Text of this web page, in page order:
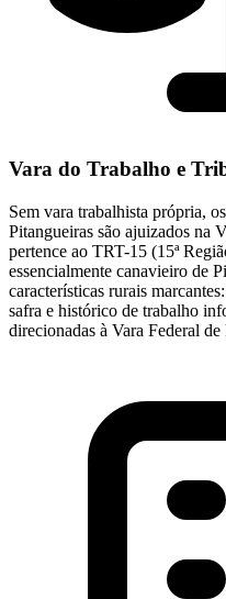
Vara do Trabalho e
Sem vara trabalhista própria,
Pitangueiras são ajuizados na
pertence ao TRT-15 (15ª
essencialmente canavieiro de
características rurais
safra e histórico de trabalho
direcionadas à Vara Federal